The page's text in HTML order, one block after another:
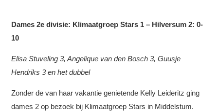
Dames 2e divisie: Klimaatgroep Stars 1 – Hilversum 2: 0-
10
Elisa Stuveling 3, Angelique van den Bosch 3, Guusje
Hendriks 3 en het dubbel
Zonder de van haar vakantie genietende Kelly Leideritz ging
dames 2 op bezoek bij Klimaatgroep Stars in Middelstum.